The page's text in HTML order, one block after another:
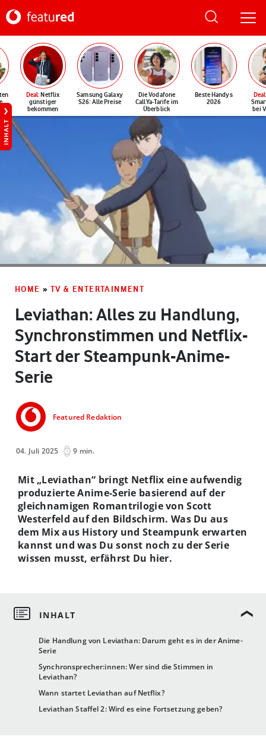
Deal: Netflix
günstiger
bekommen
Samsung Galaxy
S26: Alle Preise
Die Vodafone
CallYa-Tarife im
Überblick
Beste Handys
2026
Deal
bei
INHALT
©Netflix
HOME » TV & ENTERTAINMENT
Leviathan: Alles zu Handlung,
Synchronstimmen und Netflix-
Start der Steampunk-Anime-
Serie
Featured Redaktion
04. Juli 2025 9 min.
Die Handlung von Leviathan: Darum geht es in der Anime-
Serie
Synchronsprecher:innen: Wer sind die Stimmen in
Leviathan?
Wann startet Leviathan auf Netflix?
Leviathan Staffel 2: Wird es eine Fortsetzung geben?
Mit „Leviathan“ bringt Netflix eine aufwendig
produzierte Anime-Serie basierend auf der
gleichnamigen Romantrilogie von Scott
Westerfeld auf den Bildschirm. Was Du aus
dem Mix aus History und Steampunk erwarten
kannst und was Du sonst noch zu der Serie
wissen musst, erfährst Du hier.